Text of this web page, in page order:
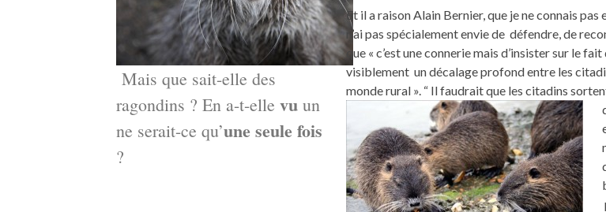
Mais que sait-elle des
ragondins ? En a-t-elle vu un
ne serait-ce qu’une seule fois
?
Et il a raison Alain Bernier, que je ne connais pas
n’ai pas spécialement envie de défendre, de
que « c’est une connerie mais d’insister sur le fait
visiblement un décalage profond entre les
monde rural ». “ Il faudrait que les citadins
UNE MOUETTE SUR LA TÊTE
DE LA VIERGE À BIARRITZ.
BOUQUETS
GRILLE DE
D’IRAN À
? POUR